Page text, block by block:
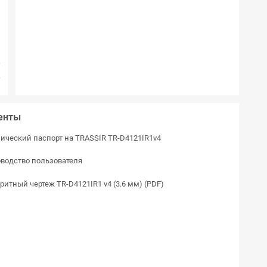
паспорт на TRASSIR TR-D4121IR1v4
пользователя
чертеж TR-D4121IR1 v4 (3.6 мм) (PDF)